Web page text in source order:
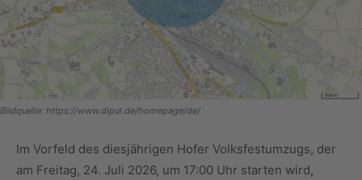
Bildquelle: https://www.dipul.de/homepage/de/
Im Vorfeld des diesjährigen Hofer Volksfestumzugs, der
am Freitag, 24. Juli 2026, um 17:00 Uhr starten wird,